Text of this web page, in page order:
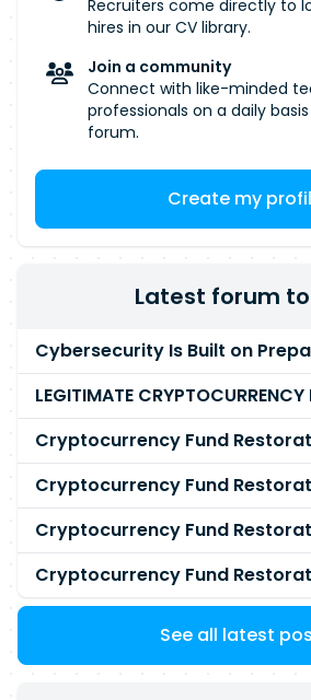
ou équivalents) Implémenter
infra, l'orchestration et le
sécurité des développements
en environnement réglementé :
Produire la documentation
et les spécifications
une veille sur les architectures
Recruiters come directly to
hires in our CV library.
Join a community
Connect with like-minded
professionals on a daily
forum.
Create my
Latest forum
See all latest